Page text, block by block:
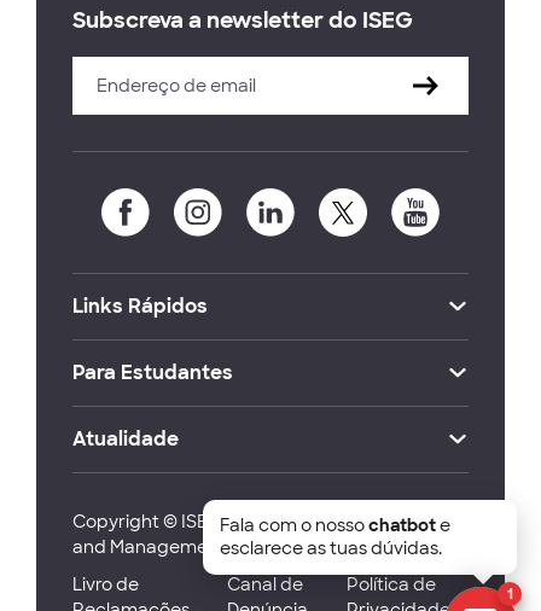
Subscreva a newsletter do ISEG
Links Rápidos
Para Estudantes
Atualidade
Copyright © ISEG Lisbon School of Economics
and Management 2026
Livro de
Canal de
Política de
1
Fala com o nossochatbote
esclarece as tuas dúvidas.